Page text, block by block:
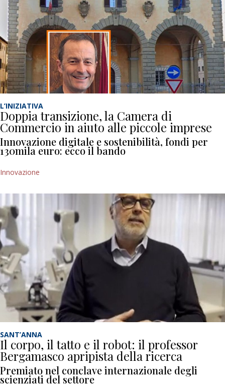
L’INIZIATIVA
Doppia transizione, la Camera di
Commercio in aiuto alle piccole imprese
Innovazione digitale e sostenibilità, fondi per
130mila euro: ecco il bando
Innovazione
SANT’ANNA
Il corpo, il tatto e il robot: il professor
Bergamasco apripista della ricerca
Premiato nel conclave internazionale degli
scienziati del settore